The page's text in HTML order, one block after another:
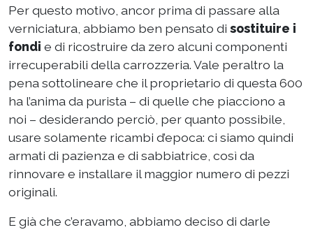
Per questo motivo, ancor prima di passare alla
verniciatura, abbiamo ben pensato di sostituire i
fondi e di ricostruire da zero alcuni componenti
irrecuperabili della carrozzeria. Vale peraltro la
pena sottolineare che il proprietario di questa 600
ha l’anima da purista – di quelle che piacciono a
noi – desiderando perciò, per quanto possibile,
usare solamente ricambi d’epoca: ci siamo quindi
armati di pazienza e di sabbiatrice, così da
rinnovare e installare il maggior numero di pezzi
originali.
E già che c’eravamo, abbiamo deciso di darle